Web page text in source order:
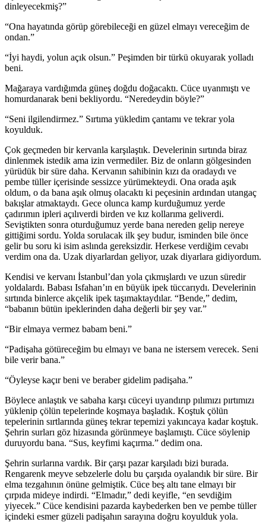
dinleyecekmiş?”
“Ona hayatında görüp görebileceği en güzel elmayı vereceğim de
ondan.”
“İyi haydi, yolun açık olsun.” Peşimden bir türkü okuyarak yolladı
beni.
Mağaraya vardığımda güneş doğdu doğacaktı. Cüce uyanmıştı ve
homurdanarak beni bekliyordu. “Neredeydin böyle?”
“Seni ilgilendirmez.” Sırtıma yükledim çantamı ve tekrar yola
koyulduk.
Çok geçmeden bir kervanla karşılaştık. Develerinin sırtında biraz
dinlenmek istedik ama izin vermediler. Biz de onların gölgesinden
yürüdük bir süre daha. Kervanın sahibinin kızı da oradaydı ve
pembe tüller içerisinde sessizce yürümekteydi. Ona orada aşık
oldum, o da bana aşık olmuş olacaktı ki peçesinin ardından utangaç
bakışlar atmaktaydı. Gece olunca kamp kurduğumuz yerde
çadırımın ipleri açılıverdi birden ve kız kollarıma geliverdi.
Seviştikten sonra oturduğumuz yerde bana nereden gelip nereye
gittiğimi sordu. Yolda sorulacak ilk şey budur, isminden bile önce
gelir bu soru ki isim aslında gereksizdir. Herkese verdiğim cevabı
verdim ona da. Uzak diyarlardan geliyor, uzak diyarlara gidiyordum.
Kendisi ve kervanı İstanbul’dan yola çıkmışlardı ve uzun süredir
yoldalardı. Babası Isfahan’ın en büyük ipek tüccarıydı. Develerinin
sırtında binlerce akçelik ipek taşımaktaydılar. “Bende,” dedim,
“babanın bütün ipeklerinden daha değerli bir şey var.”
“Bir elmaya vermez babam beni.”
“Padişaha götüreceğim bu elmayı ve bana ne istersem verecek. Seni
bile verir bana.”
“Öyleyse kaçır beni ve beraber gidelim padişaha.”
Böylece anlaştık ve sabaha karşı cüceyi uyandırıp pılımızı pırtımızı
yüklenip çölün tepelerinde koşmaya başladık. Koştuk çölün
tepelerinin sırtlarında güneş tekrar tepemizi yakıncaya kadar koştuk.
Şehrin surları göz hizasında görünmeye başlamıştı. Cüce söylenip
duruyordu bana. “Sus, keyfimi kaçırma.” dedim ona.
Şehrin surlarına vardık. Bir çarşı pazar karşıladı bizi burada.
Rengarenk meyve sebzelerle dolu bu çarşıda oyalandık bir süre. Bir
elma tezgahının önüne gelmiştik. Cüce beş altı tane elmayı bir
çırpıda mideye indirdi. “Elmadır,” dedi keyifle, “en sevdiğim
yiyecek.” Cüce kendisini pazarda kaybederken ben ve pembe tüller
içindeki esmer güzeli padişahın sarayına doğru koyulduk yola.